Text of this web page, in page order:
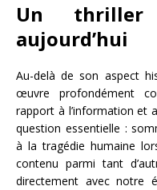
Un thriller
aujourd’hui
Au-delà de son aspect
œuvre profondément
rapport à l’information et
question essentielle :
à la tragédie humaine
contenu parmi tant
directement avec notre